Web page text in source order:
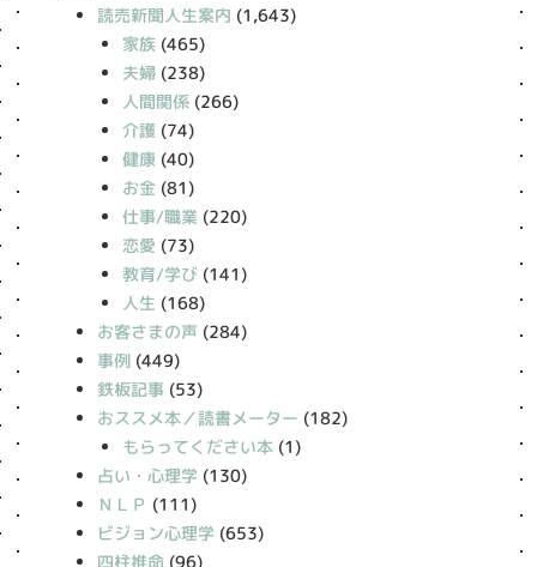
読売新聞人生案内 (1,643)
家族(465)
夫婦(238)
人間関係(266)
介護 (74)
健康(40)
お金(81)
仕事/職業 (220)
恋愛 (73)
教育/学び(141)
人生 (168)
お客さまの声 (284)
事例 (449)
鉄板記事 (53)
おススメ本／読書メーター (182)
もらってください本(1)
占い・心理学 (130)
ＮＬＰ (111)
ビジョン心理学 (653)
四柱推命 (96)